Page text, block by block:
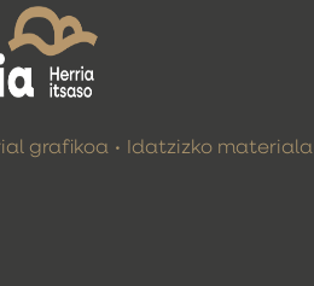
grafikoa Idatzizko materiala